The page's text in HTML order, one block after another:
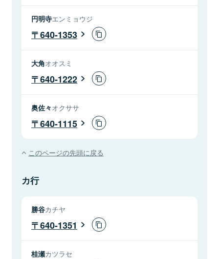
円明寺エンミョウジ
640-1353
大角オオスミ
640-1222
奥佐々オクササ
640-1115
このページの先頭に戻る
カ行
勝谷カチヤ
640-1351
桂瀬カツラセ